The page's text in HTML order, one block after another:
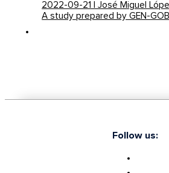
2022-09-21 | José Miguel
A study prepared by GEN-
Follow us: